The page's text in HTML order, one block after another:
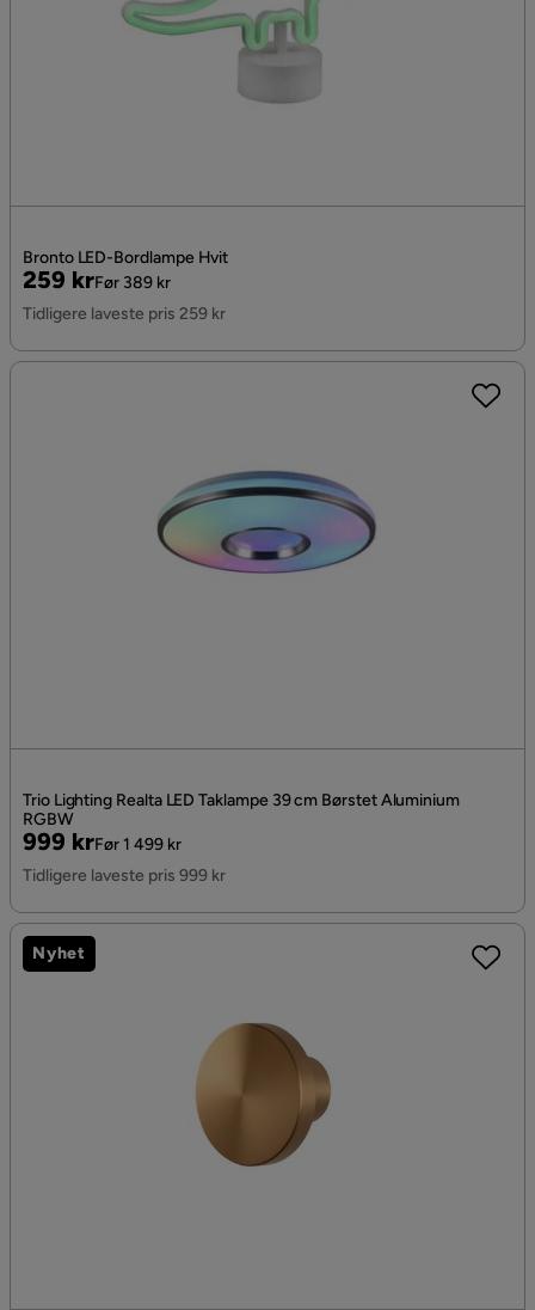
Bronto LED-Bordlampe Hvit
Pris
259 kr
Original
Pris
Før 389 kr
Tidligere laveste pris 259 kr
Trio Lighting Realta LED Taklampe 39 cm Børstet Aluminium
RGBW
Pris
999 kr
Original
Pris
Før 1 499 kr
Tidligere laveste pris 999 kr
Nyhet